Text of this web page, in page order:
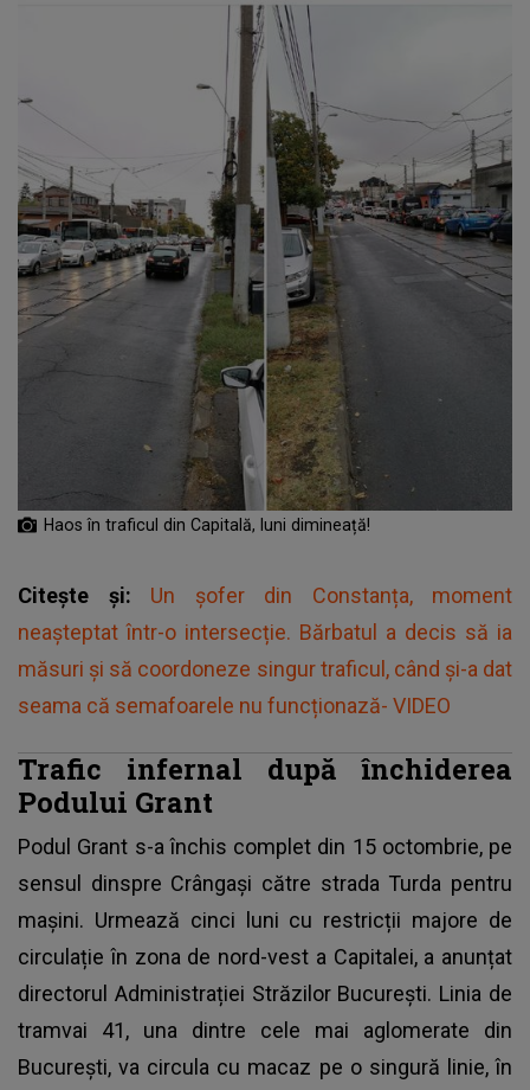
Haos în traficul din Capitală, luni dimineață!
Citește și: Un șofer din Constanța, moment
neașteptat într-o intersecție. Bărbatul a decis să ia
măsuri și să coordoneze singur traficul, când și-a dat
seama că semafoarele nu funcționază- VIDEO
Trafic infernal după închiderea
Podului Grant
Podul Grant s-a închis complet din 15 octombrie, pe
sensul dinspre Crângași către strada Turda pentru
maşini. Urmează cinci luni cu restricții majore de
circulație în zona de nord-vest a Capitalei, a anunțat
directorul Administrației Străzilor București. Linia de
tramvai 41, una dintre cele mai aglomerate din
București, va circula cu macaz pe o singură linie, în